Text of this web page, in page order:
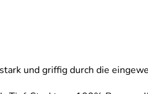
und griffig durch die